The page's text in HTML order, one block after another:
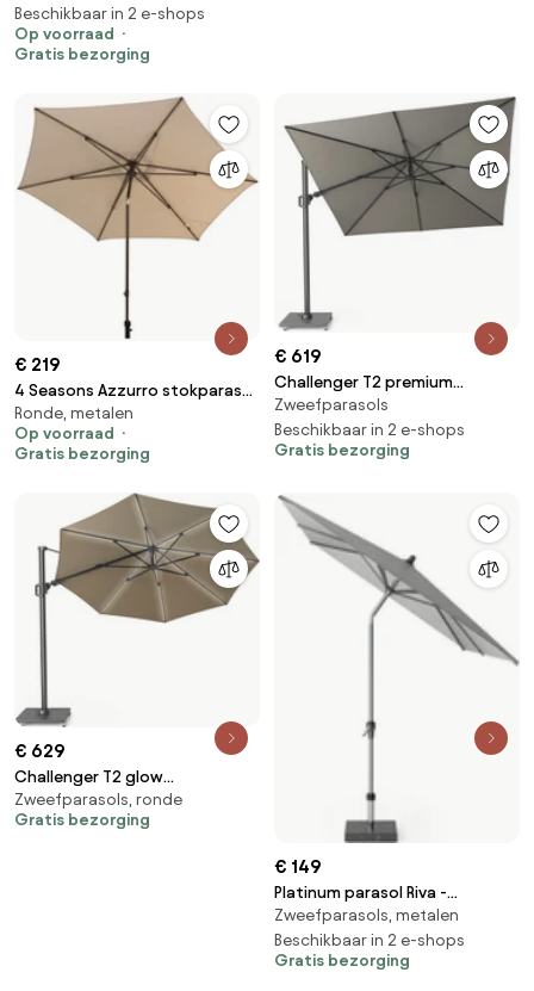
m. Manhattan Grey
Beschikbaar in 2 e-shops
Op voorraad
Gratis bezorging
€ 219
4 Seasons Azzurro stokparasol
Ø300 cm beach solefin -
Wenge frame
Ronde, metalen
Op voorraad
Gratis bezorging
€ 619
Challenger T2 premium
zweefparasol 300x300 cm
manhattan
Zweefparasols
Beschikbaar in 2 e-shops
Gratis bezorging
€ 629
Challenger T2 glow
zweefparasol 350 cm rond
taupe
Zweefparasols, ronde
Gratis bezorging
€ 149
Platinum parasol Riva -
Lichtgrijs - 300x200cm
Zweefparasols, metalen
Beschikbaar in 2 e-shops
Gratis bezorging